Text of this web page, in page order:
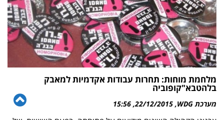
מלחמת מוחות: תחרות עבודות אקדמיות למאבק
בלהטבא"קופוביה
מערכת WDG 22/12/2015
15:56